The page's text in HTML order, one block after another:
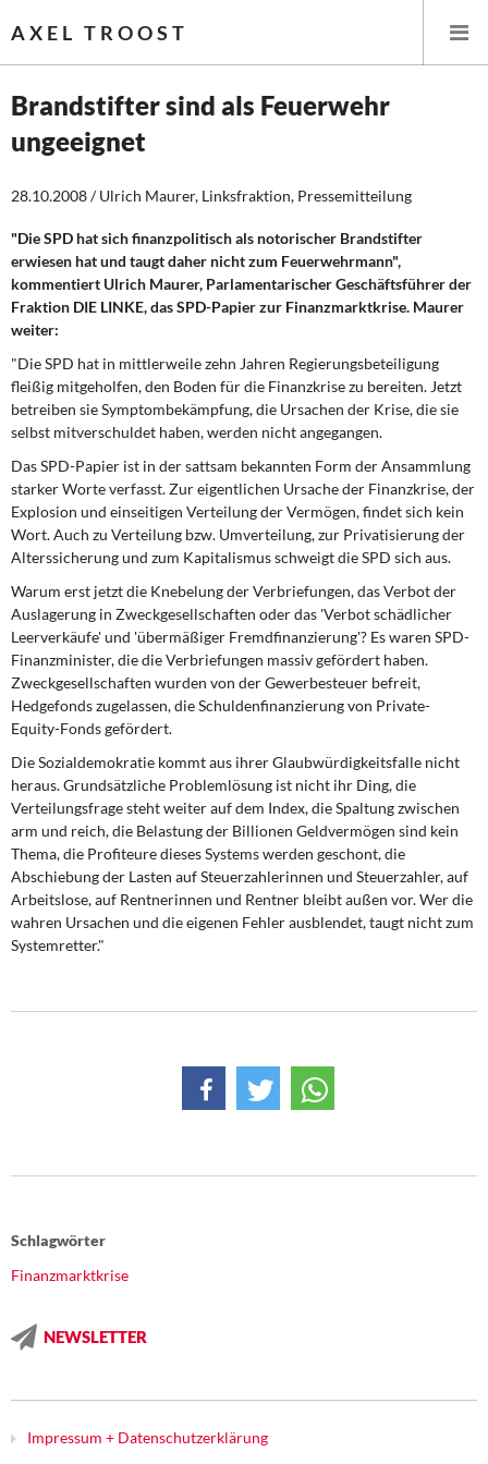
AXEL TROOST
Startseite
Themen
Leitlinien linker Wirtschafts- und Finanzpolitik
Wirtschaftspolitik
Öffentliche Infrastruktur und Daseinsvorsorge
DIE LINKE
Weitere Themen
Memo-Gruppe
Institut Solidarische Moderne
Rosa-Luxemburg-Stiftung
Über mich
Kontakt
Brandstifter sind als Feuerwehr
ungeeignet
28.10.2008 / Ulrich Maurer, Linksfraktion, Pressemitteilung
"Die SPD hat sich finanzpolitisch als notorischer Brandstifter
erwiesen hat und taugt daher nicht zum Feuerwehrmann",
kommentiert Ulrich Maurer, Parlamentarischer Geschäftsführer der
Fraktion DIE LINKE, das SPD-Papier zur Finanzmarktkrise. Maurer
weiter:
"Die SPD hat in mittlerweile zehn Jahren Regierungsbeteiligung
fleißig mitgeholfen, den Boden für die Finanzkrise zu bereiten. Jetzt
betreiben sie Symptombekämpfung, die Ursachen der Krise, die sie
selbst mitverschuldet haben, werden nicht angegangen.
Das SPD-Papier ist in der sattsam bekannten Form der Ansammlung
starker Worte verfasst. Zur eigentlichen Ursache der Finanzkrise, der
Explosion und einseitigen Verteilung der Vermögen, findet sich kein
Wort. Auch zu Verteilung bzw. Umverteilung, zur Privatisierung der
Alterssicherung und zum Kapitalismus schweigt die SPD sich aus.
Warum erst jetzt die Knebelung der Verbriefungen, das Verbot der
Auslagerung in Zweckgesellschaften oder das 'Verbot schädlicher
Leerverkäufe' und 'übermäßiger Fremdfinanzierung'? Es waren SPD-
Finanzminister, die die Verbriefungen massiv gefördert haben.
Zweckgesellschaften wurden von der Gewerbesteuer befreit,
Hedgefonds zugelassen, die Schuldenfinanzierung von Private-
Equity-Fonds gefördert.
Die Sozialdemokratie kommt aus ihrer Glaubwürdigkeitsfalle nicht
heraus. Grundsätzliche Problemlösung ist nicht ihr Ding, die
Verteilungsfrage steht weiter auf dem Index, die Spaltung zwischen
arm und reich, die Belastung der Billionen Geldvermögen sind kein
Thema, die Profiteure dieses Systems werden geschont, die
Abschiebung der Lasten auf Steuerzahlerinnen und Steuerzahler, auf
Arbeitslose, auf Rentnerinnen und Rentner bleibt außen vor. Wer die
wahren Ursachen und die eigenen Fehler ausblendet, taugt nicht zum
Systemretter."
Schlagwörter
Finanzmarktkrise
NEWSLETTER
Impressum + Datenschutzerklärung